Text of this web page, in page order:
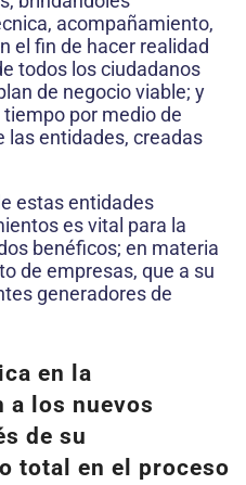
acompañamiento,
el fin de hacer realidad
todos los ciudadanos
de negocio viable; y
por medio de
las entidades, creadas
estas entidades
es vital para la
benéficos; en materia
de empresas, que a su
generadores de
en la
a los nuevos
de su
total en el proceso